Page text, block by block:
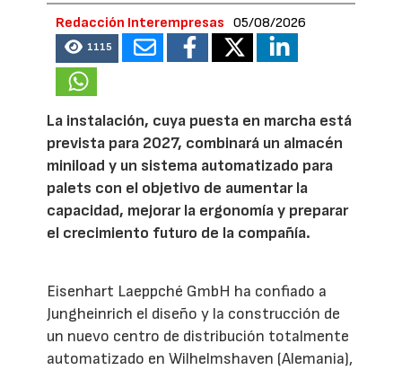
Redacción Interempresas 05/08/2026
1115
La instalación, cuya puesta en marcha está
prevista para 2027, combinará un almacén
miniload y un sistema automatizado para
palets con el objetivo de aumentar la
capacidad, mejorar la ergonomía y preparar
el crecimiento futuro de la compañía.
Eisenhart Laeppché GmbH ha confiado a
Jungheinrich el diseño y la construcción de
un nuevo centro de distribución totalmente
automatizado en Wilhelmshaven (Alemania),